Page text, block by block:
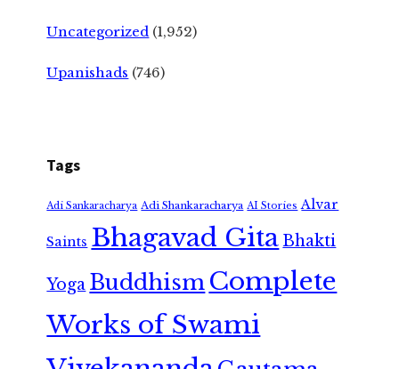
Uncategorized (1,952)
Upanishads (746)
Tags
Adi Sankaracharya Adi Shankaracharya AI Stories Alvar
Saints Bhagavad GitaBhakti
Yoga Buddhism Complete
Works of Swami